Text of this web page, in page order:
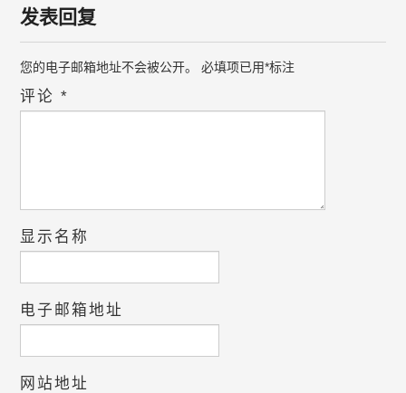
发表回复
您的电子邮箱地址不会被公开。 必填项已用*标注
评论*
显示名称
电子邮箱地址
网站地址